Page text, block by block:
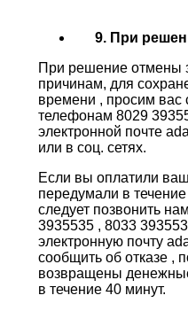
9. При
При решение отмены
причинам, для
времени , просим вас
телефонам 8029
электронной почте
или в соц. сетях.
Если вы оплатили
передумали в
следует позвонить
3935535 , 8033
электронную почту
сообщить об отказе ,
возвращены
в течение 40 минут.